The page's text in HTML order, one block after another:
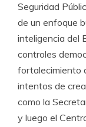
Seguridad
de un enfoque
inteligencia del
controles
fortalecimiento
intentos de
como la
y luego el